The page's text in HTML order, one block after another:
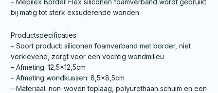
– Mepilex Border Flex siliconen foamverband wordt gebruikt
bij matig tot sterk exsuderende wonden
Productspecificaties:
– Soort product: siliconen foamverband met border, niet
verklevend, zorgt voor een vochtig wondmilieu
– Afmeting: 12,5×12,5cm
– Afmeting wondkussen: 8,5×8,5cm
– Materiaal: non-woven toplaag, polyurethaan schuim en een